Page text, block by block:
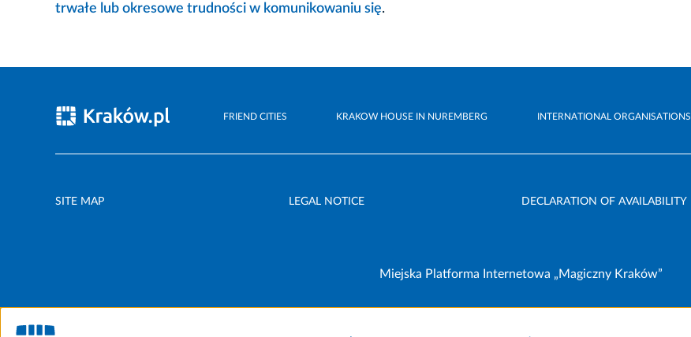
trwałe lub okresowe trudności w komunikowaniu się.
FRIEND CITIES KRAKOW HOUSE IN NUREMBERG INTERNATIONAL ORGANISATIONS
SITE MAP LEGAL NOTICE DECLARATION OF AVAILABILITY
Miejska Platforma Internetowa „Magiczny Kraków”